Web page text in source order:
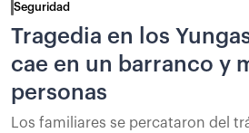
Seguridad
Tragedia en los
cae en un barranco y
personas
Los familiares se percataron del